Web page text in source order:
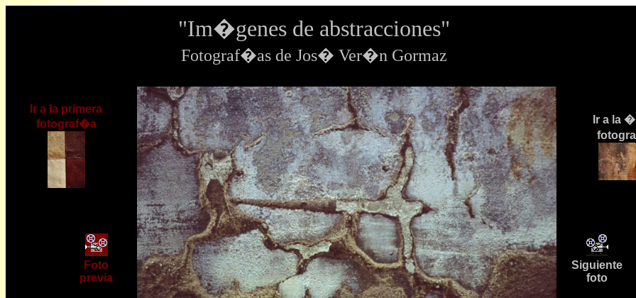
"Im�genes de abstracciones"
Fotograf�as de Jos� Ver�n Gormaz
Ir a la primera
fotograf�a
Ir a la
Foto
previa
Siguiente
foto